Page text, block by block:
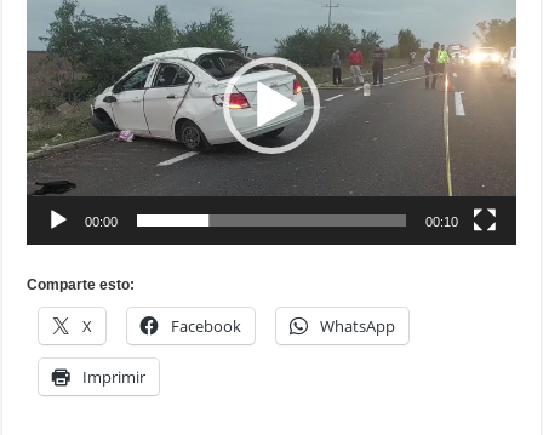
vídeo
00:00 00:10
Comparte esto:
X Facebook WhatsApp
Imprimir